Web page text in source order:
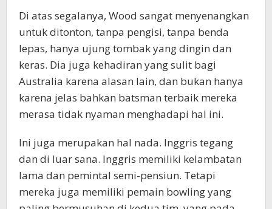
Di atas segalanya, Wood sangat menyenangkan
untuk ditonton, tanpa pengisi, tanpa benda
lepas, hanya ujung tombak yang dingin dan
keras. Dia juga kehadiran yang sulit bagi
Australia karena alasan lain, dan bukan hanya
karena jelas bahkan batsman terbaik mereka
merasa tidak nyaman menghadapi hal ini.
Ini juga merupakan hal nada. Inggris tegang
dan di luar sana. Inggris memiliki kelambatan
lama dan pemintal semi-pensiun. Tetapi
mereka juga memiliki pemain bowling yang